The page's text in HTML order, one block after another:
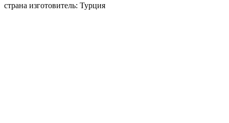
страна изготовитель: Турция